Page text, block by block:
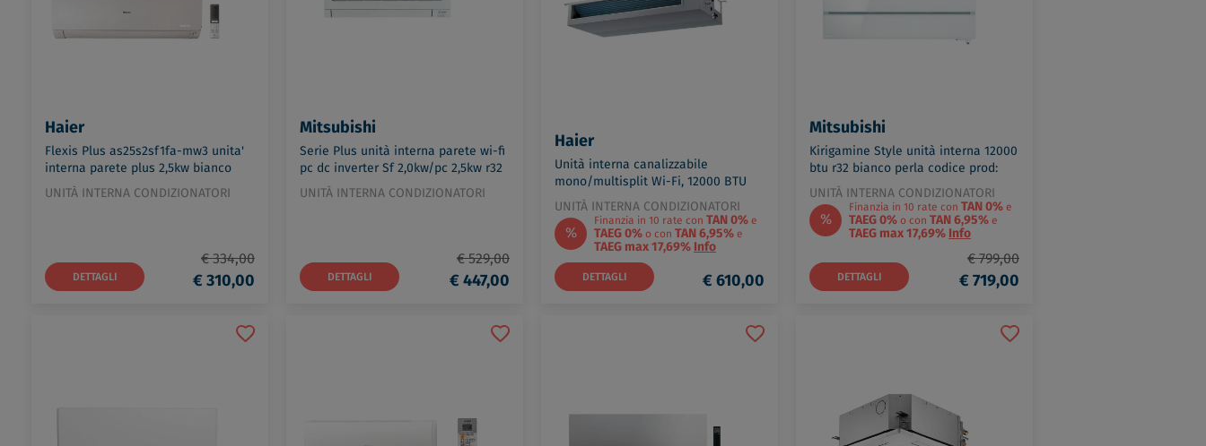
Haier
Flexis Plus as25s2sf1fa-mw3 unita'
interna parete plus 2,5kw bianco
codice prod: 2501301B2
UNITÀ INTERNA CONDIZIONATORI
DETTAGLI
€ 334,00
€ 310,00
Mitsubishi
Serie Plus unità interna parete wi-fi
pc dc inverter Sf 2,0kw/pc 2,5kw r32
codice prod: MSZ-AP20VGK
UNITÀ INTERNA CONDIZIONATORI
DETTAGLI
€ 529,00
€ 447,00
Haier
Unità interna canalizzabile
mono/multisplit Wi-Fi, 12000 BTU
(comando escluso) codice prod:
AE1WY3E00
UNITÀ INTERNA CONDIZIONATORI
%
Finanzia in 10 rate con TAN 0% e
TAEG 0% o con TAN 6,95% e
TAEG max 17,69% Info
DETTAGLI € 610,00
Mitsubishi
Kirigamine Style unità interna 12000
btu r32 bianco perla codice prod:
MSZ-LN35VG2V
UNITÀ INTERNA CONDIZIONATORI
%
Finanzia in 10 rate con TAN 0% e
TAEG 0% o con TAN 6,95% e
TAEG max 17,69% Info
DETTAGLI
€ 799,00
€ 719,00